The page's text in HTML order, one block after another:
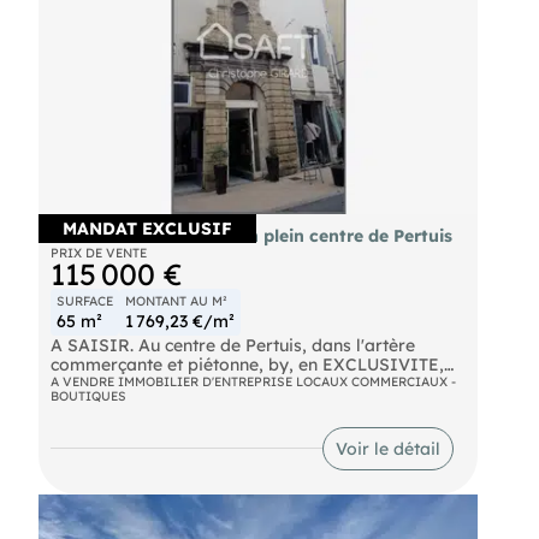
MANDAT EXCLUSIF
Vente local neuf 65m² en plein centre de Pertuis
PRIX DE VENTE
115 000 €
SURFACE
65 m²
MONTANT AU M²
1 769,23 €/m²
A SAISIR. Au centre de Pertuis, dans l'artère
commerçante et piétonne, by, en EXCLUSIVITE,
ce local commercial neuf de 65 m² composé d'une
grande pièce, d'un WC et d'un Cellier.
TOUT COMMERCE OU SERVICE POSSIBLE. Bon
charges de copropriété.
A VENDRE IMMOBILIER D'ENTREPRISE LOCAUX COMMERCIAUX -
BOUTIQUES
Voir le détail